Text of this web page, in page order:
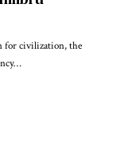
for civilization, the